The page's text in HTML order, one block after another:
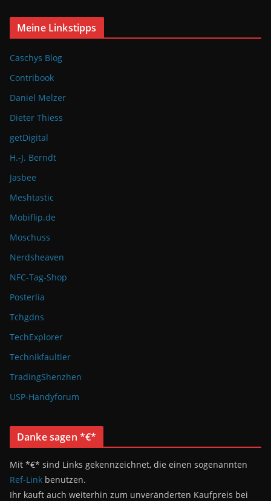
Meine Linkstipps
Caschys Blog
Contribook
Daniel Melzer
Dieter Thiess
getDigital
H.-J. Berndt
Jasbee
Meshtastic
Mobiflip.de
Moschuss
Nerdsheaven
NFC-Tag-Shop
Posterlia
Tchgdns
TechExplorer
Technikfaultier
TradingShenzhen
USP-Handyforum
Danke sagen *€*
Mit *€* sind Links gekennzeichnet, die einen sogenannten
Ref-Link benutzen.
Ihr kauft auch weiterhin zum unveränderten Kaufpreis bei